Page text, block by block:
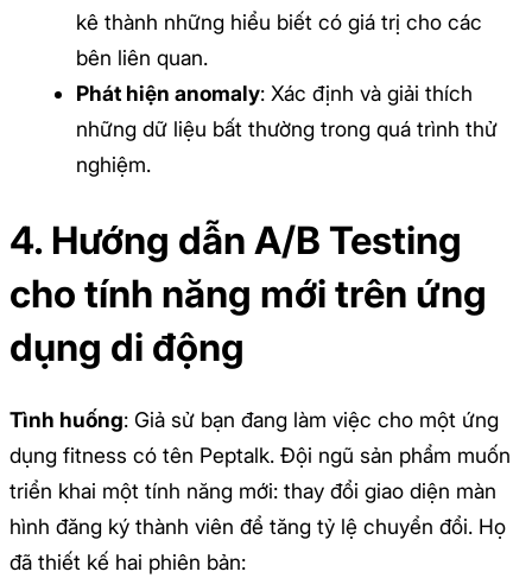
kê thành những hiểu biết có giá trị cho các
bên liên quan.
Phát hiện anomaly: Xác định và giải thích
những dữ liệu bất thường trong quá trình thử
nghiệm.
4. Hướng dẫn A/B Testing
cho tính năng mới trên ứng
dụng di động
Tình huống: Giả sử bạn đang làm việc cho một ứng
dụng fitness có tên Peptalk. Đội ngũ sản phẩm muốn
triển khai một tính năng mới: thay đổi giao diện màn
hình đăng ký thành viên để tăng tỷ lệ chuyển đổi. Họ
đã thiết kế hai phiên bản: